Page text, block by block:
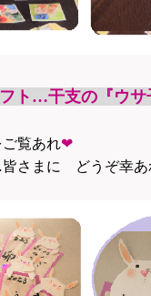
ト…干支の『ウサ
覧あれ❤
皆さまに ど うぞ幸あ